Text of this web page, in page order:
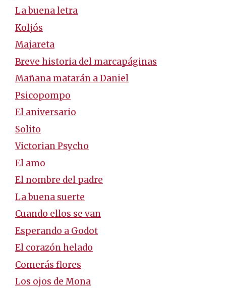
La buena letra
Koljós
Majareta
Breve historia del marcapáginas
Mañana matarán a Daniel
Psicopompo
El aniversario
Solito
Victorian Psycho
El amo
El nombre del padre
La buena suerte
Cuando ellos se van
Esperando a Godot
El corazón helado
Comerás flores
Los ojos de Mona